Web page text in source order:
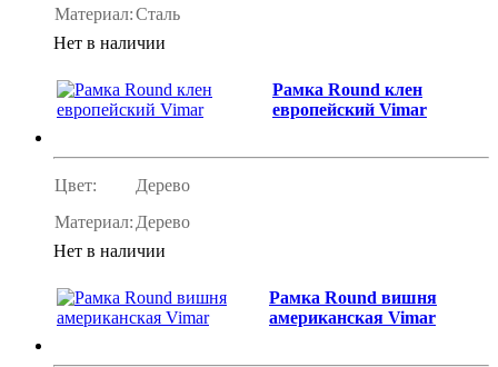
Материал:Сталь
Нет в наличии
Рамка Round клен
европейский Vimar
Цвет:
Дерево
Материал: Дерево
Нет в наличии
Рамка Round вишня
американская Vimar